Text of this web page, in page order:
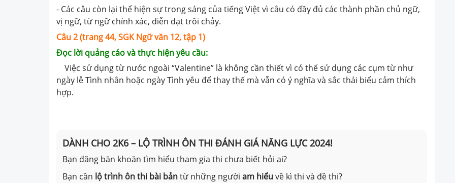
- Các câu còn lại thể hiện sự trong sáng của tiếng Việt vì câu có đầy đủ các thành phần chủ ngữ,
vị ngữ, từ ngữ chính xác, diễn đạt trôi chảy.
Câu 2 (trang 44, SGK Ngữ văn 12, tập 1)
Đọc lời quảng cáo và thực hiện yêu cầu:
Việc sử dụng từ nước ngoài “Valentine” là không cần thiết vì có thể sử dụng các cụm từ như
ngày lễ Tình nhân hoặc ngày Tình yêu để thay thế mà vẫn có ý nghĩa và sắc thái biểu cảm thích
hợp.
DÀNH CHO 2K6 – LỘ TRÌNH ÔN THI ĐÁNH GIÁ NĂNG LỰC 2024!
Bạn đăng băn khoăn tìm hiểu tham gia thi chưa biết hỏi ai?
Bạn cần lộ trình ôn thi bài bảntừ những người am hiểuvề kì thi và đề thi?